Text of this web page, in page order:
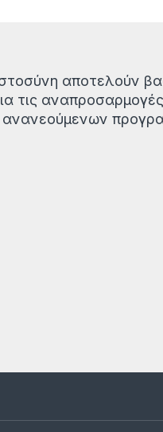
αποτελούν
τις αναπροσαρμογές